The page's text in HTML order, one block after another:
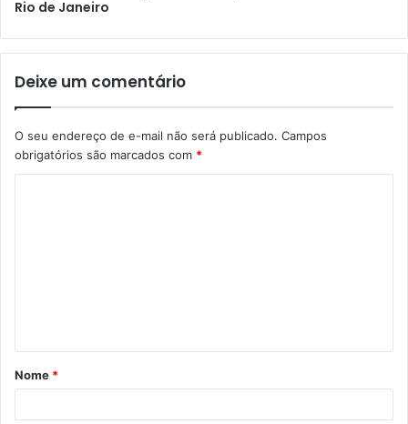
Rio de Janeiro
Deixe um comentário
O seu endereço de e-mail não será publicado. Campos
obrigatórios são marcados com *
Nome *